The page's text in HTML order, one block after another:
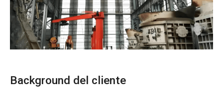
Background del cliente